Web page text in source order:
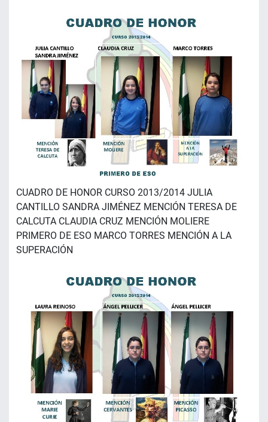
CUADRO DE HONOR CURSO 2013/2014 JULIA
CANTILLO SANDRA JIMÉNEZ MENCIÓN TERESA DE
CALCUTA CLAUDIA CRUZ MENCIÓN MOLIERE
PRIMERO DE ESO MARCO TORRES MENCIÓN A LA
SUPERACIÓN